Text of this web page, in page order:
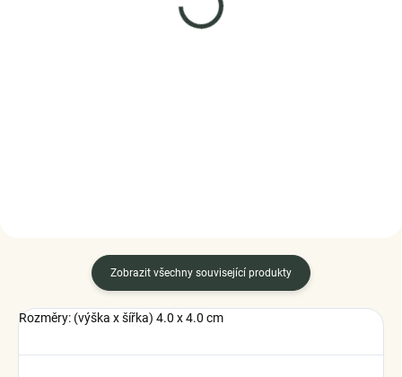
Zobrazit všechny související produkty
Rozměry: (výška x šířka) 4.0 x 4.0 cm